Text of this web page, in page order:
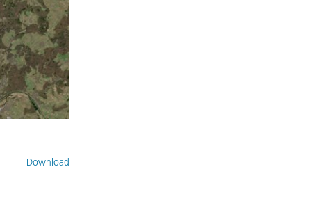
Download